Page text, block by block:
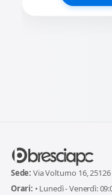
Sede: Via Volturno 16,
Orari: • Lunedì - Venerdì: